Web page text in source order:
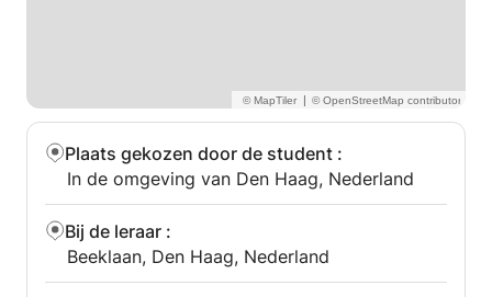
|
Plaats gekozen door de student :
In de omgeving van Den Haag, Nederland
Bij de leraar :
Beeklaan, Den Haag, Nederland